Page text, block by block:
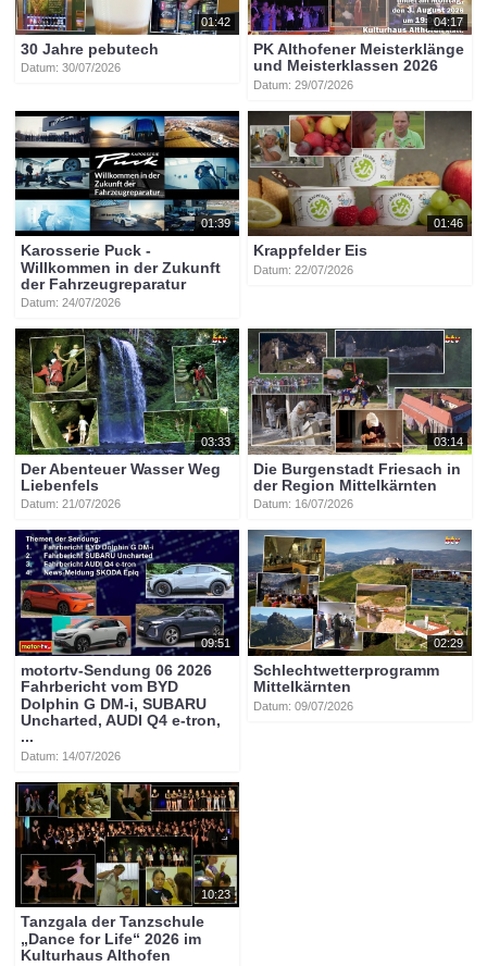
01:42
30 Jahre pebutech
Datum: 30/07/2026
04:17
PK Althofener Meisterklänge
und Meisterklassen 2026
Datum: 29/07/2026
01:39
Karosserie Puck -
Willkommen in der Zukunft
der Fahrzeugreparatur
Datum: 24/07/2026
01:46
Krappfelder Eis
Datum: 22/07/2026
03:33
Der Abenteuer Wasser Weg
Liebenfels
Datum: 21/07/2026
03:14
Die Burgenstadt Friesach in
der Region Mittelkärnten
Datum: 16/07/2026
09:51
motortv-Sendung 06 2026
Fahrbericht vom BYD
Dolphin G DM-i, SUBARU
Uncharted, AUDI Q4 e-tron,
...
Datum: 14/07/2026
02:29
Schlechtwetterprogramm
Mittelkärnten
Datum: 09/07/2026
10:23
Tanzgala der Tanzschule
„Dance for Life“ 2026 im
Kulturhaus Althofen